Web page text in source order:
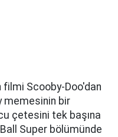
filmi Scooby-Doo'dan
memesinin bir
çetesini tek başına
Super bölümünde